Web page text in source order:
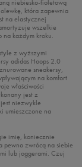
niebiesko-fioletową
która zapewnia
na elastycznej
wszelkie
na każdym kroku.
z wyższymi
adidas Hoops 2.0
sneakersy,
na komfort
właściwości
jest z
niezwykle
umieszczone na
imię, koniecznie
pewno zwrócą na siebie
lub joggerami. Czuj